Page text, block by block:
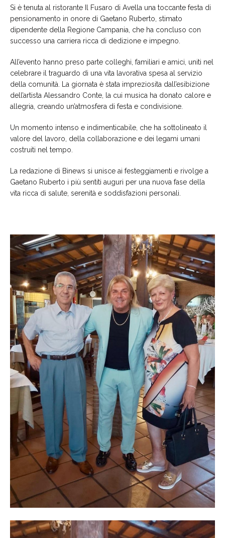
Si è tenuta al ristorante Il Fusaro di Avella una toccante festa di
pensionamento in onore di Gaetano Ruberto, stimato
dipendente della Regione Campania, che ha concluso con
successo una carriera ricca di dedizione e impegno.
All’evento hanno preso parte colleghi, familiari e amici, uniti nel
celebrare il traguardo di una vita lavorativa spesa al servizio
della comunità. La giornata è stata impreziosita dall’esibizione
dell’artista Alessandro Conte, la cui musica ha donato calore e
allegria, creando un’atmosfera di festa e condivisione.
Un momento intenso e indimenticabile, che ha sottolineato il
valore del lavoro, della collaborazione e dei legami umani
costruiti nel tempo.
La redazione di Binews si unisce ai festeggiamenti e rivolge a
Gaetano Ruberto i più sentiti auguri per una nuova fase della
vita ricca di salute, serenità e soddisfazioni personali.